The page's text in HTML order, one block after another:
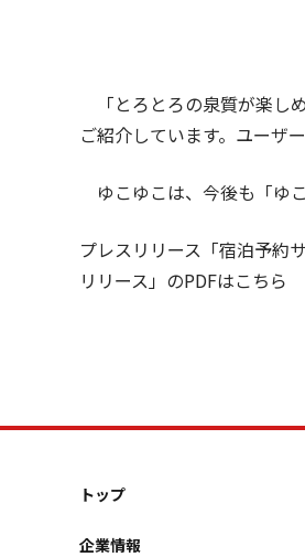
「とろとろの泉質が楽し
ご紹介しています。ユーザ
ゆこゆこは、今後も「ゆ
プレスリリース 「宿泊予
リリース」 のPDFはこちら
トップ
企業情報